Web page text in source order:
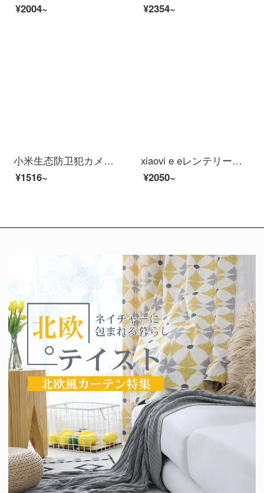
¥2004~
¥2354~
小米生态防卫犯カメラシovインテリングで赤外线を操作して夜间视ビオカメオを强化しました。
¥1516~
xiaovi e eレンテリージェーヌ防水防塵パノラ赤外線夜視人型探測アウドゥアバワイ広角防衛カメラ【小米IOT連動】pro do
¥2050~